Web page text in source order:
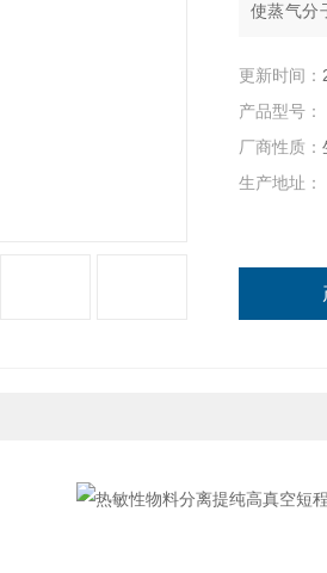
使蒸气分
离.
更新时间：
产品型号：
厂商性质：
生产地址：